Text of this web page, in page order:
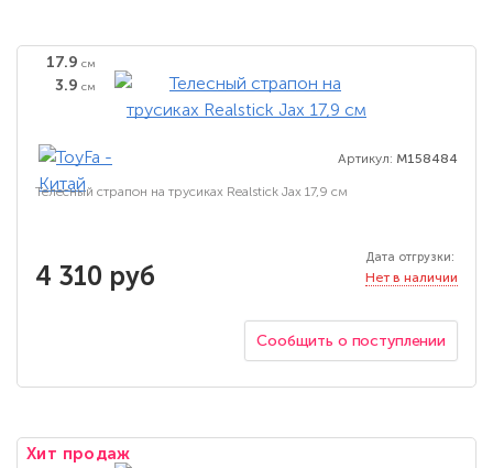
17.9 см
3.9 см
Артикул: M158484
Телесный страпон на трусиках Realstick Jax 17,9 см
4 310 руб
Дата отгрузки:
Нет в наличии
Сообщить о поступлении
Хит продаж